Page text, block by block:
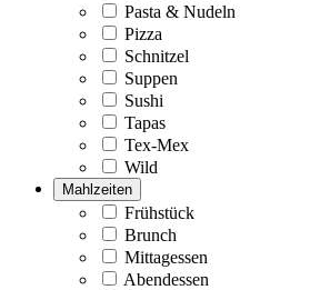
Pasta & Nudeln
Pizza
Schnitzel
Suppen
Sushi
Tapas
Tex-Mex
Wild
Mahlzeiten
Frühstück
Brunch
Mittagessen
Abendessen